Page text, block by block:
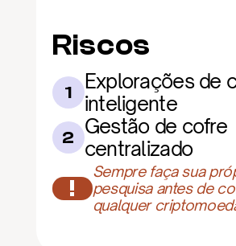
Riscos
1
Explorações de
inteligente
2 Gestão de cofre
centralizado
!
Sempre faça sua
pesquisa antes de
qualquer